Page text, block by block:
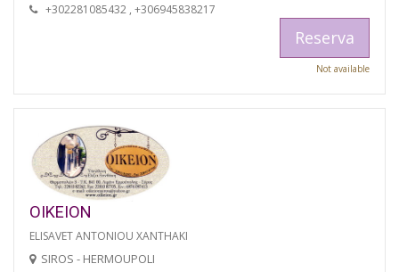
+302281085432 , +306945838217
Reserva
Not available
OIKEION
ELISAVET ANTONIOU XANTHAKI
SIROS - HERMOUPOLI